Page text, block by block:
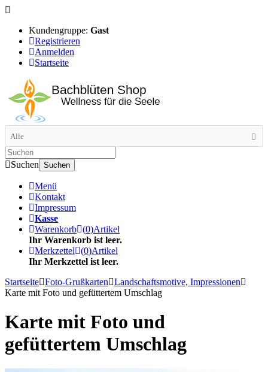
Kundengruppe: Gast
Registrieren
Anmelden
Startseite
Alle
Suchen Suchen
Menü
Kontakt
Impressum
Kasse
Warenkorb (0)Artikel
Ihr Warenkorb ist leer.
Merkzettel
(0)Artikel
Ihr Merkzettel ist leer.
Startseite Foto-Grußkarten
Landschaftsmotive, Impressionen
Karte mit Foto und gefüttertem Umschlag
Karte mit Foto und
gefüttertem Umschlag